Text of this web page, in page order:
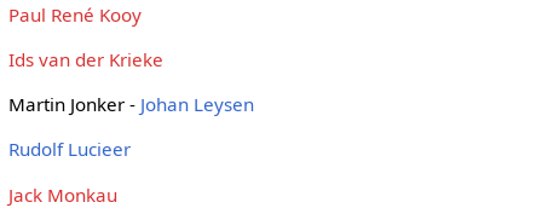
Paul René Kooy
Ids van der Krieke
Martin Jonker - Johan Leysen
Rudolf Lucieer
Jack Monkau